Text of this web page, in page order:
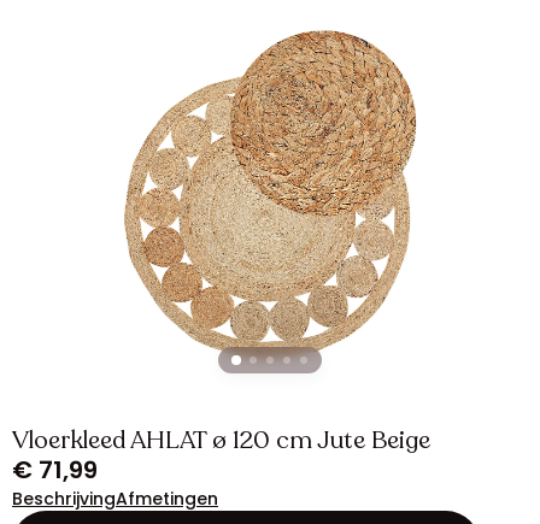
Vloerkleed AHLAT ø 120 cm Jute Beige
€ 71,99
BeschrijvingAfmetingen